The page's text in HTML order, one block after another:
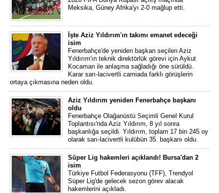
Meksika, Güney Afrika'yı 2-0 mağlup etti.
İşte Aziz Yıldırım'ın takımı emanet edeceği
isim
Fenerbahçe'de yeniden başkan seçilen Aziz
Yıldırım'ın teknik direktörlük görevi için Aykut
Kocaman ile anlaşma sağladığı öne sürüldü.
Karar sarı-lacivertli camiada farklı görüşlerin
ortaya çıkmasına neden oldu.
Aziz Yıldırım yeniden Fenerbahçe başkanı
oldu
Fenerbahçe Olağanüstü Seçimli Genel Kurul
Toplantısı'nda Aziz Yıldırım, 8 yıl sonra
başkanlığa seçildi. Yıldırım, toplam 17 bin 245 oy
olarak sarı-lacivertli kulübün 35. başkanı oldu.
Süper Lig hakemleri açıklandı! Bursa'dan 2
isim
Türkiye Futbol Federasyonu (TFF), Trendyol
Süper Lig'de gelecek sezon görev alacak
hakemlerini açıkladı.